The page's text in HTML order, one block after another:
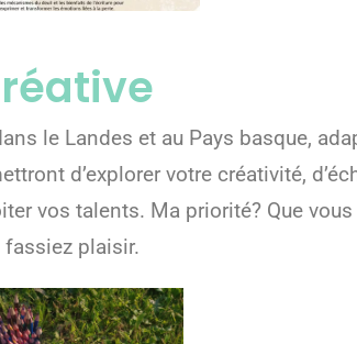
le Landes et au Pays basque,
d’explorer votre créativité,
vos talents. Ma priorité? Que
plaisir.